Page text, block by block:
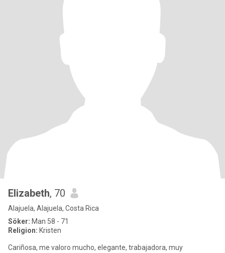
Elizabeth, 70
Alajuela, Alajuela, Costa Rica
Söker: Man 58 - 71
Religion: Kristen
Cariñosa, me valoro mucho, elegante, trabajadora, muy